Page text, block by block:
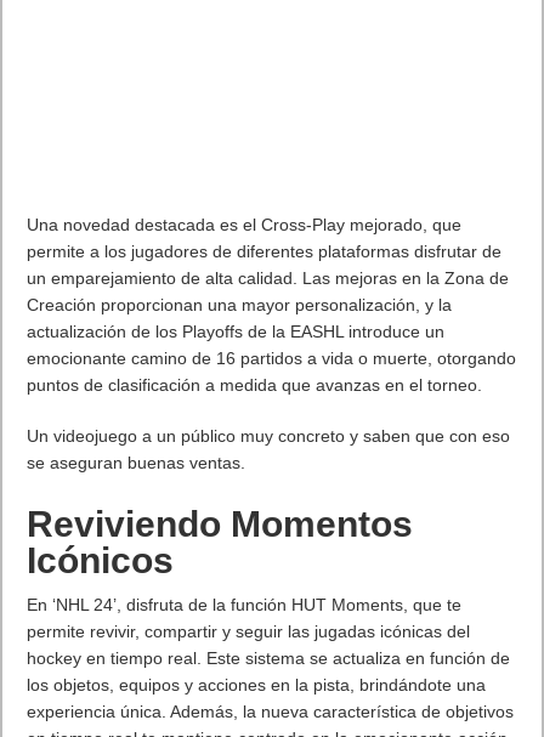
Una novedad destacada es el Cross-Play mejorado, que
permite a los jugadores de diferentes plataformas disfrutar de
un emparejamiento de alta calidad. Las mejoras en la Zona de
Creación proporcionan una mayor personalización, y la
actualización de los Playoffs de la EASHL introduce un
emocionante camino de 16 partidos a vida o muerte, otorgando
puntos de clasificación a medida que avanzas en el torneo.
Un videojuego a un público muy concreto y saben que con eso
se aseguran buenas ventas.
Reviviendo Momentos
Icónicos
En ‘NHL 24’, disfruta de la función HUT Moments, que te
permite revivir, compartir y seguir las jugadas icónicas del
hockey en tiempo real. Este sistema se actualiza en función de
los objetos, equipos y acciones en la pista, brindándote una
experiencia única. Además, la nueva característica de objetivos